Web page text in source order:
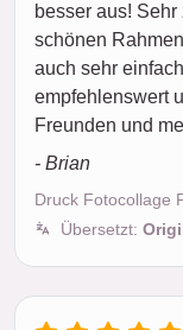
besser aus!
schönen
auch sehr
empfehlenswert
Freunden und
- Brian
Druck Fotocollage
Übersetzt: